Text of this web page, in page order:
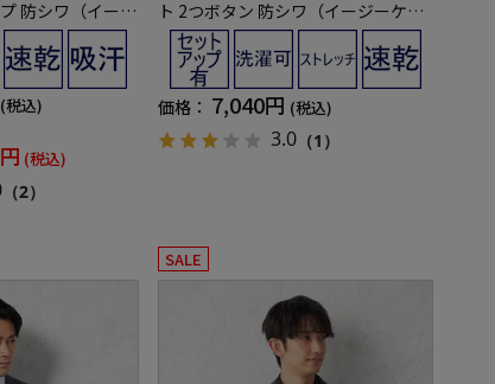
防シワ（イージ
通年 吸汗速乾 U
(税込)
(税込)
（2）
ト 2つボタン 防シワ（イージーケ
ア） ストレッチ 通年 吸汗速乾 UVカ
ット 春夏
価格： 7,040円 (税込)
3.0 （1）
SALE